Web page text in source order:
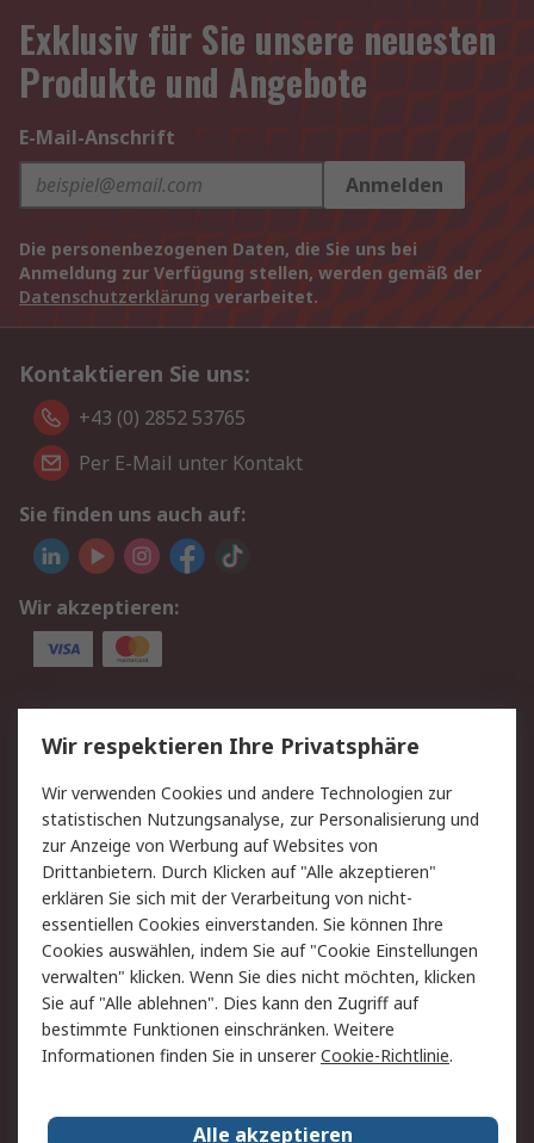
Exklusiv für Sie unsere neuesten
Produkte und Angebote
E-Mail-Anschrift
Anmelden
Die personenbezogenen Daten, die Sie uns bei
Anmeldung zur Verfügung stellen, werden gemäß der
Datenschutzerklärung verarbeitet.
Kontaktieren Sie uns:
+43 (0) 2852 53765
Per E-Mail unter Kontakt
Sie finden uns auch auf:
Wir akzeptieren:
Service
Value Added Services
Lieferlösungen
Rücksendung/Entsorgung Kontakt
Hilfe
Rechtliches
RS Verkaufs- und
Lieferbedingungen
Datenschutz
Cookie-Richtlinie
Zahlungsbedingungen
Impressum
Webseite Konditionen
RS weltweit
Wir respektieren Ihre Privatsphäre
Wir verwenden Cookies und andere Technologien zur
statistischen Nutzungsanalyse, zur Personalisierung und
zur Anzeige von Werbung auf Websites von
Drittanbietern. Durch Klicken auf "Alle akzeptieren"
erklären Sie sich mit der Verarbeitung von nicht-
essentiellen Cookies einverstanden. Sie können Ihre
Cookies auswählen, indem Sie auf "Cookie Einstellungen
verwalten" klicken. Wenn Sie dies nicht möchten, klicken
Sie auf "Alle ablehnen". Dies kann den Zugriff auf
bestimmte Funktionen einschränken. Weitere
Informationen finden Sie in unsererCookie-Richtlinie.
Alle akzeptieren